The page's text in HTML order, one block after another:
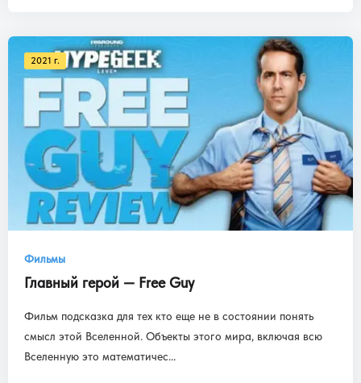
2021 г.
Фильмы
Главный герой — Free Guy
Фильм подсказка для тех кто еще не в состоянии понять
смысл этой Вселенной. Объекты этого мира, включая всю
Вселенную это математичес...